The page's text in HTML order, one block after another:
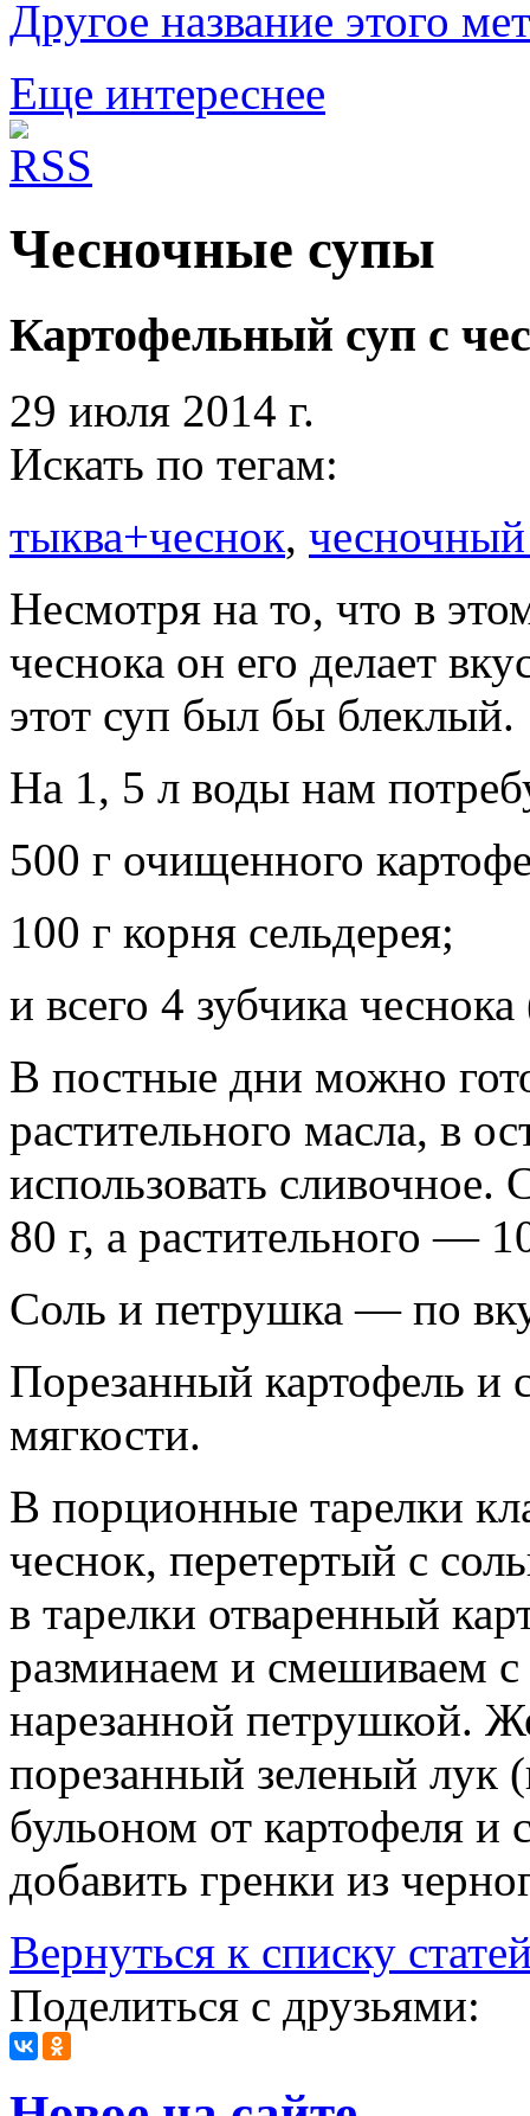
Другое название этого
Еще интереснее
Чесночные супы
Картофельный суп с
29 июля 2014 г.
Искать по тегам:
тыква+чеснок,
Несмотря на то, что в
чеснока он его делает
этот суп был бы блеклый.
На 1, 5 л воды нам
500 г очищенного
100 г корня сельдерея;
и всего 4 зубчика
В постные дни можно
растительного масла, в
использовать сливочное.
80 г, а растительного —
Соль и петрушка — по
Порезанный картофель и
мягкости.
В порционные тарелки
чеснок, перетертый с
в тарелки отваренный
разминаем и смешиваем с
нарезанной петрушкой.
порезанный зеленый лук
бульоном от картофеля и
добавить гренки из
Вернуться к списку
Поделиться с друзьями: